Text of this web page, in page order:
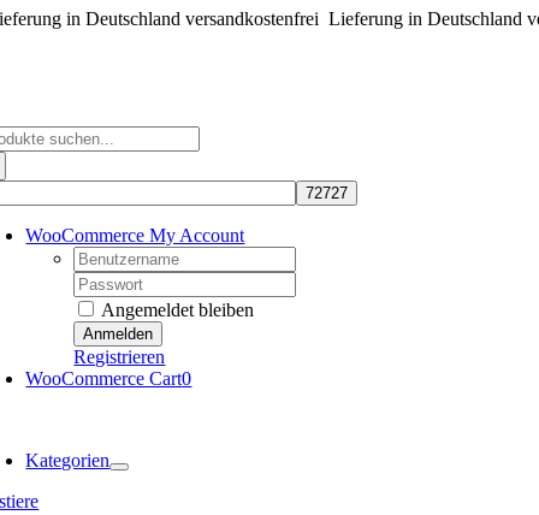
Zum
in Deutschland versandkostenfreiLieferung in Deutschland
WooCommerce My Account
Username:
Password:
Angemeldet bleiben
Registrieren
WooCommerce Cart0
Kategorien